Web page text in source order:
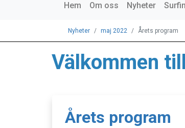
Hem Om oss Nyheter
Nyheter maj 2022 Årets program
Välkommen
Årets program